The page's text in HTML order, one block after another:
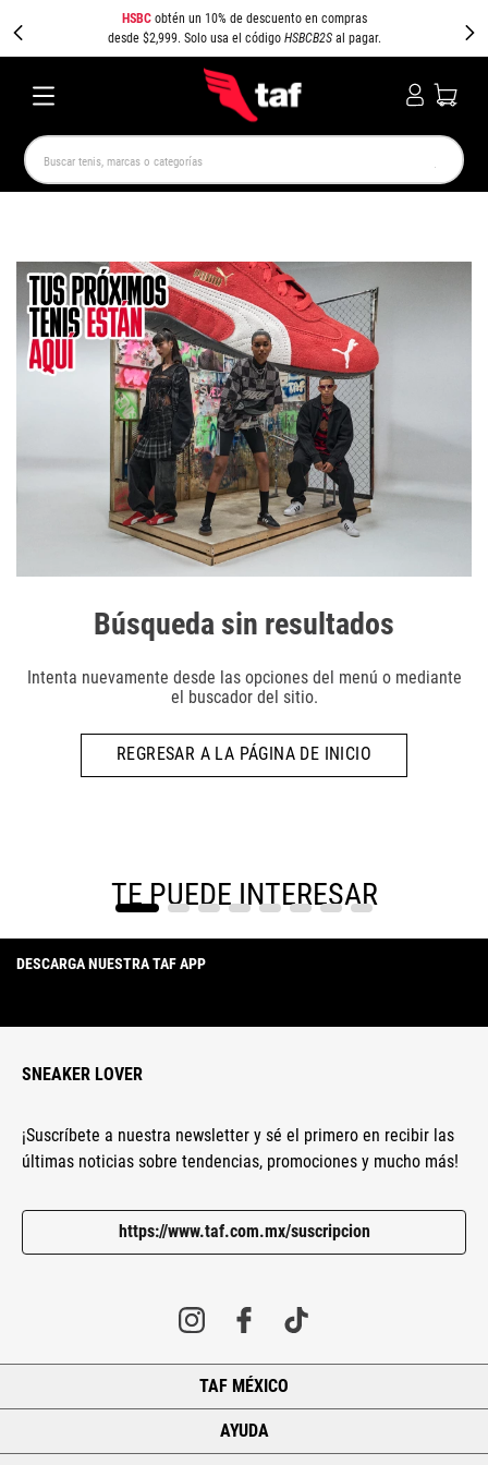
HSBCobtén un 10% de descuento en compras
desde $2,999. Solo usa el código HSBCB2Sal pagar.
Buscar tenis, marcas o categorías
Búsqueda sin resultados
Intenta nuevamente desde las opciones del menú o mediante
el buscador del sitio.
REGRESAR A LA PÁGINA DE INICIO
TE PUEDE INTERESAR
DESCARGA NUESTRA TAF APP
SNEAKER LOVER
¡Suscríbete a nuestra newsletter y sé el primero en recibir las
últimas noticias sobre tendencias, promociones y mucho más!
https://www.taf.com.mx/suscripcion
TAF MÉXICO
AYUDA
SPEEDCAT JORDAN 1 SPEZIAL
PUMA SPEEDCAT CAMPUS